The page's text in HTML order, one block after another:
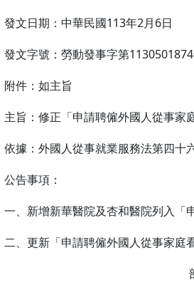
發文日期：中華民國113年2月6日
發文字號：勞動發事字第
附件：如主旨
主旨：修正「申請聘僱外國人從事家
依據：外國人從事就業服務法第四十
公告事項：
一、新增新華醫院及杏和醫院列入「
二、更新「申請聘僱外國人從事家庭
部 長 許